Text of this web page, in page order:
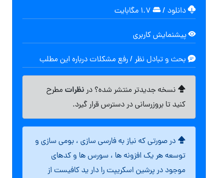
دانلود /
پیشنمایش کاربری
بحث و تبادل نظر / رفع مشکلات درباره این مطلب
نسخه جدیدتر منتشر شده؟ درنظراتمطرح
کنید تا بروزرسانی در دسترس قرار گیرد.
در صورتی که نیاز به فارسی سازی ، بومی سازی و
توسعه هر یک افزونه ها ، سورس ها و کدهای
موجود در پرشین اسکریپت را دار ید کافیست از